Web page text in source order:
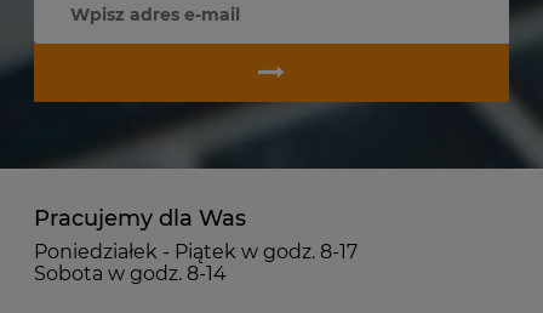
Pracujemy dla Was
Poniedziałek - Piątek w godz. 8-17
Sobota w godz. 8-14